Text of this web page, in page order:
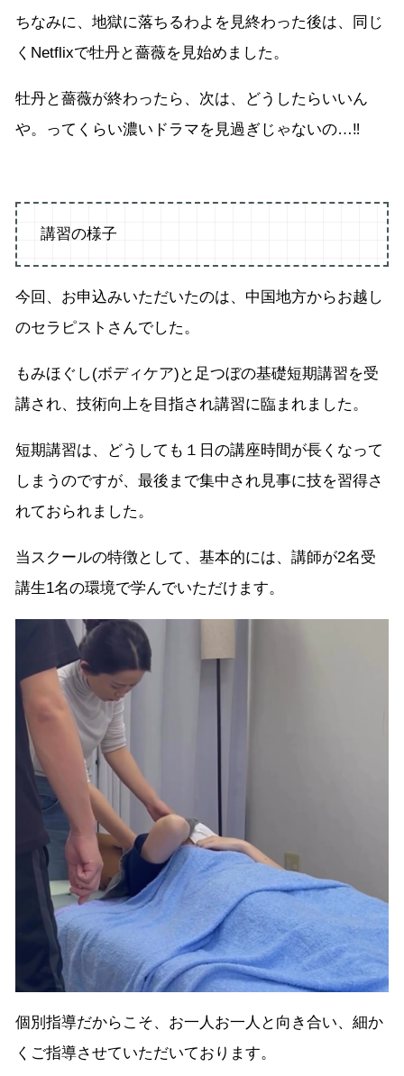
ちなみに、地獄に落ちるわよを見終わった後は、同じ
くNetflixで牡丹と薔薇を見始めました。
牡丹と薔薇が終わったら、次は、どうしたらいいん
や。ってくらい濃いドラマを見過ぎじゃないの…‼︎
講習の様子
今回、お申込みいただいたのは、中国地方からお越し
のセラピストさんでした。
もみほぐし(ボディケア)と足つぼの基礎短期講習を受
講され、技術向上を目指され講習に臨まれました。
短期講習は、どうしても１日の講座時間が長くなって
しまうのですが、最後まで集中され見事に技を習得さ
れておられました。
当スクールの特徴として、基本的には、講師が2名受
講生1名の環境で学んでいただけます。
個別指導だからこそ、お一人お一人と向き合い、細か
くご指導させていただいております。